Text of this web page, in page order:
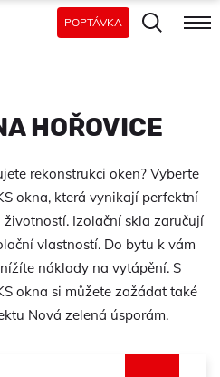
POPTÁVKA
HOŘOVICE
rekonstrukci oken? Vyberte
okna, která vynikají perfektní
Izolační skla zaručují
vlastností. Do bytu k vám
náklady na vytápění. S
okna si můžete zažádat také
Nová zelená úsporám.